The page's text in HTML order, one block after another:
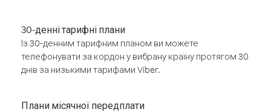
30-денні тарифні плани
Із 30-денним тарифним планом ви можете
телефонувати за кордон у вибрану країну протягом 30
днів за низькими тарифами Viber.
Плани місячної передплати